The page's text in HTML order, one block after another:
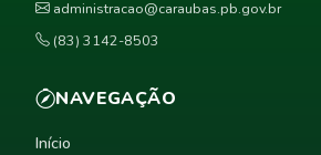
administracao@caraubas.pb.gov.br
(83) 3142-8503
NAVEGAÇÃO
Início